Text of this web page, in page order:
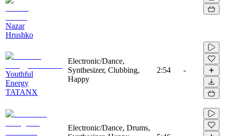
Nazar
Hrushko
Youthful
Energy
TATANX
Electronic/Dance,
Synthesizer, Clubbing,
Happy
2:54 -
Electronic/Dance, Drums,